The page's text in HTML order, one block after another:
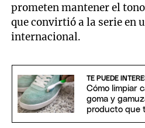
prometen mantener el
que convirtió a la serie en
internacional.
TE PUEDE
Cómo limpiar
goma y
producto que